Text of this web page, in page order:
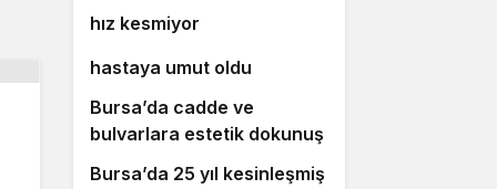
hız kesmiyor
hastaya umut oldu
7
Bursa’da cadde ve
bulvarlara estetik dokunuş
8
Bursa’da 25 yıl kesinleşmiş